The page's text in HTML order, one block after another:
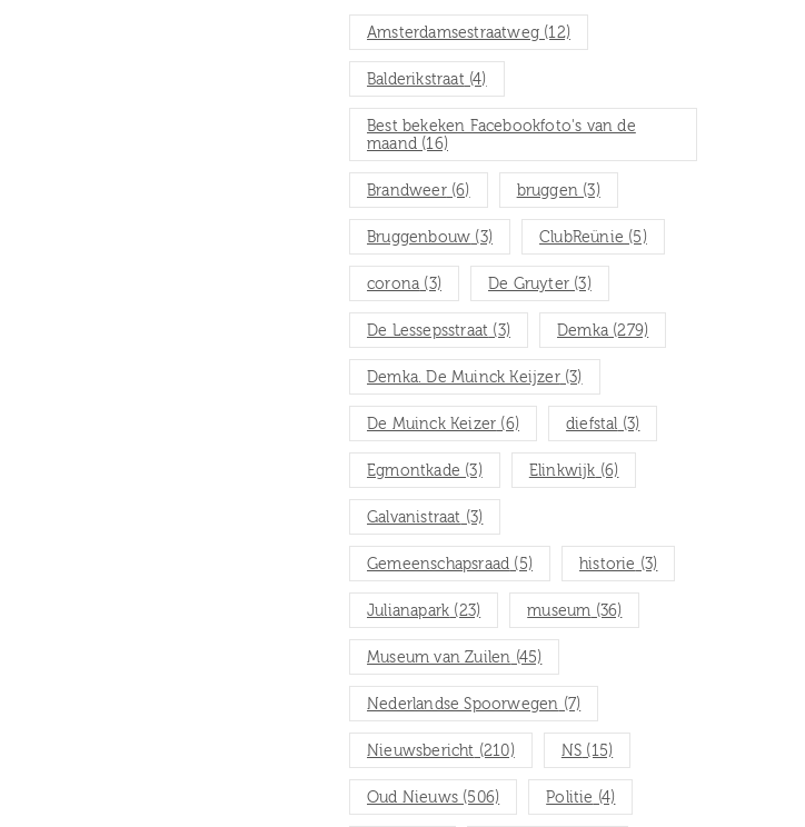
Amsterdamsestraatweg (12)
Balderikstraat(4)
Best bekeken Facebookfoto's van de
maand (16)
Brandweer(6) bruggen (3)
Bruggenbouw (3) ClubReünie (5)
corona (3) De Gruyter (3)
De Lessepsstraat (3) Demka (279)
Demka. De Muinck Keijzer(3)
De Muinck Keizer (6) diefstal (3)
Egmontkade (3) Elinkwijk (6)
Galvanistraat (3)
Gemeenschapsraad (5) historie (3)
Julianapark (23) museum (36)
Museum van Zuilen (45)
Nederlandse Spoorwegen (7)
Nieuwsbericht (210) NS (15)
Oud Nieuws (506) Politie (4)